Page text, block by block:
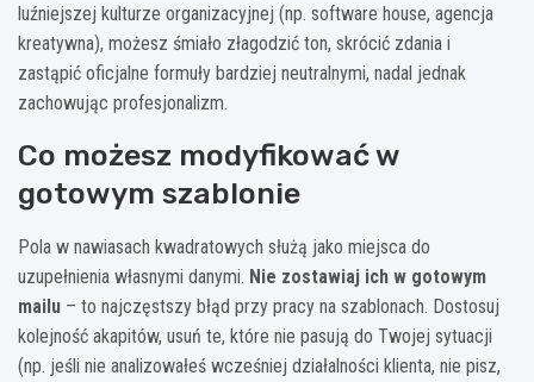
luźniejszej kulturze organizacyjnej (np. software house, agencja
kreatywna), możesz śmiało złagodzić ton, skrócić zdania i
zastąpić oficjalne formuły bardziej neutralnymi, nadal jednak
zachowując profesjonalizm.
Co możesz modyfikować w
gotowym szablonie
Pola w nawiasach kwadratowych służą jako miejsca do
uzupełnienia własnymi danymi. Nie zostawiaj ich w gotowym
mailu – to najczęstszy błąd przy pracy na szablonach. Dostosuj
kolejność akapitów, usuń te, które nie pasują do Twojej sytuacji
(np. jeśli nie analizowałeś wcześniej działalności klienta, nie pisz,